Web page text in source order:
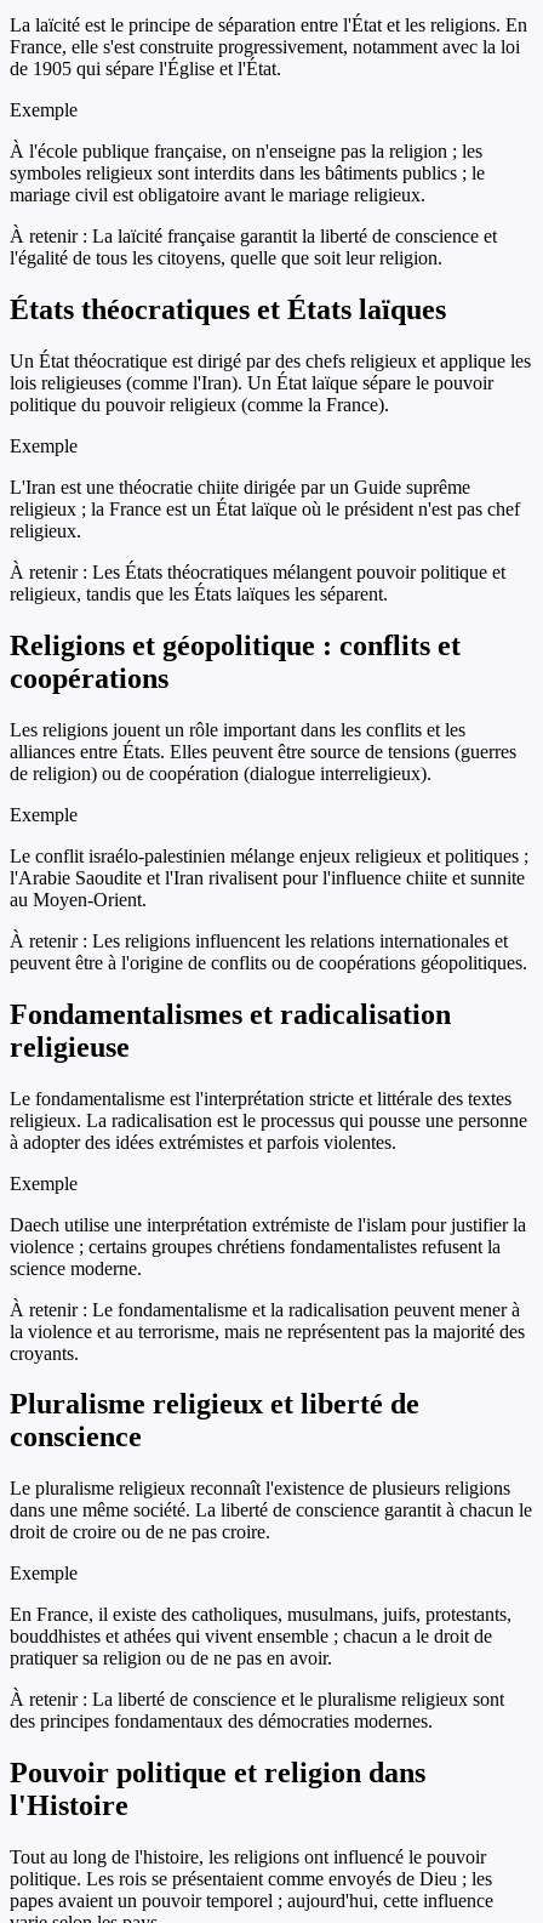
La laïcité est le principe de séparation entre l'État et les religions. En
France, elle s'est construite progressivement, notamment avec la loi
de 1905 qui sépare l'Église et l'État.
Exemple
À l'école publique française, on n'enseigne pas la religion ; les
symboles religieux sont interdits dans les bâtiments publics ; le
mariage civil est obligatoire avant le mariage religieux.
À retenir : La laïcité française garantit la liberté de conscience et
l'égalité de tous les citoyens, quelle que soit leur religion.
États théocratiques et États laïques
Un État théocratique est dirigé par des chefs religieux et applique les
lois religieuses (comme l'Iran). Un État laïque sépare le pouvoir
politique du pouvoir religieux (comme la France).
Exemple
L'Iran est une théocratie chiite dirigée par un Guide suprême
religieux ; la France est un État laïque où le président n'est pas chef
religieux.
À retenir : Les États théocratiques mélangent pouvoir politique et
religieux, tandis que les États laïques les séparent.
Religions et géopolitique : conflits et
coopérations
Les religions jouent un rôle important dans les conflits et les
alliances entre États. Elles peuvent être source de tensions (guerres
de religion) ou de coopération (dialogue interreligieux).
Exemple
Le conflit israélo-palestinien mélange enjeux religieux et politiques ;
l'Arabie Saoudite et l'Iran rivalisent pour l'influence chiite et sunnite
au Moyen-Orient.
À retenir : Les religions influencent les relations internationales et
peuvent être à l'origine de conflits ou de coopérations géopolitiques.
Fondamentalismes et radicalisation
religieuse
Le fondamentalisme est l'interprétation stricte et littérale des textes
religieux. La radicalisation est le processus qui pousse une personne
à adopter des idées extrémistes et parfois violentes.
Exemple
Daech utilise une interprétation extrémiste de l'islam pour justifier la
violence ; certains groupes chrétiens fondamentalistes refusent la
science moderne.
À retenir : Le fondamentalisme et la radicalisation peuvent mener à
la violence et au terrorisme, mais ne représentent pas la majorité des
croyants.
Pluralisme religieux et liberté de
conscience
Le pluralisme religieux reconnaît l'existence de plusieurs religions
dans une même société. La liberté de conscience garantit à chacun le
droit de croire ou de ne pas croire.
Exemple
En France, il existe des catholiques, musulmans, juifs, protestants,
bouddhistes et athées qui vivent ensemble ; chacun a le droit de
pratiquer sa religion ou de ne pas en avoir.
À retenir : La liberté de conscience et le pluralisme religieux sont
des principes fondamentaux des démocraties modernes.
Pouvoir politique et religion dans
l'Histoire
Tout au long de l'histoire, les religions ont influencé le pouvoir
politique. Les rois se présentaient comme envoyés de Dieu ; les
papes avaient un pouvoir temporel ; aujourd'hui, cette influence